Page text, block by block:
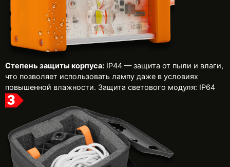
Степень защиты корпуса: IP44 — защита от пыли и влаги,
что позволяет использовать лампу даже в условиях
повышенной влажности. Защита светового модуля: IP64